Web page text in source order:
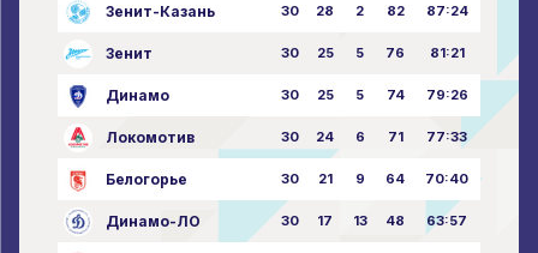
Зенит-Казань 30 28 2 82 87:24
Зенит 30 25 5 76 81:21
Динамо 30 25 5 74 79:26
Локомотив 30 24 6 71 77:33
Белогорье 30 21 9 64 70:40
Динамо-ЛО 30 17 13 48 63:57